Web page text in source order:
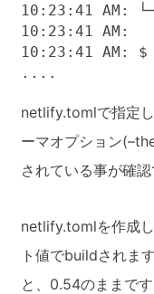
10:23:41 AM:
10:23:41 AM: ​
10:23:41 AM:
....
netlify.tomlで指定
ーマオプション
されている事が確認
netlify.tomlを作成
ト値でbuildされま
と、0.54のままです